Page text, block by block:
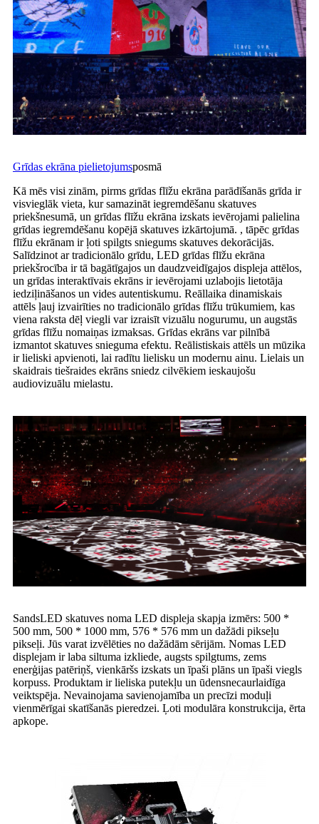
Grīdas ekrāna pielietojumsposmā
Kā mēs visi zinām, pirms grīdas flīžu ekrāna parādīšanās grīda ir
visvieglāk vieta, kur samazināt iegremdēšanu skatuves
priekšnesumā, un grīdas flīžu ekrāna izskats ievērojami palielina
grīdas iegremdēšanu kopējā skatuves izkārtojumā. , tāpēc grīdas
flīžu ekrānam ir ļoti spilgts sniegums skatuves dekorācijās.
Salīdzinot ar tradicionālo grīdu, LED grīdas flīžu ekrāna
priekšrocība ir tā bagātīgajos un daudzveidīgajos displeja attēlos,
un grīdas interaktīvais ekrāns ir ievērojami uzlabojis lietotāja
iedziļināšanos un vides autentiskumu. Reāllaika dinamiskais
attēls ļauj izvairīties no tradicionālo grīdas flīžu trūkumiem, kas
viena raksta dēļ viegli var izraisīt vizuālu nogurumu, un augstās
grīdas flīžu nomaiņas izmaksas. Grīdas ekrāns var pilnībā
izmantot skatuves snieguma efektu. Reālistiskais attēls un mūzika
ir lieliski apvienoti, lai radītu lielisku un modernu ainu. Lielais un
skaidrais tiešraides ekrāns sniedz cilvēkiem ieskaujošu
audiovizuālu mielastu.
SandsLED skatuves noma LED displeja skapja izmērs: 500 *
500 mm, 500 * 1000 mm, 576 * 576 mm un dažādi pikseļu
pikseļi. Jūs varat izvēlēties no dažādām sērijām. Nomas LED
displejam ir laba siltuma izkliede, augsts spilgtums, zems
enerģijas patēriņš, vienkāršs izskats un īpaši plāns un īpaši viegls
korpuss. Produktam ir lieliska putekļu un ūdensnecaurlaidīga
veiktspēja. Nevainojama savienojamība un precīzi moduļi
vienmērīgai skatīšanās pieredzei. Ļoti modulāra konstrukcija, ērta
apkope.